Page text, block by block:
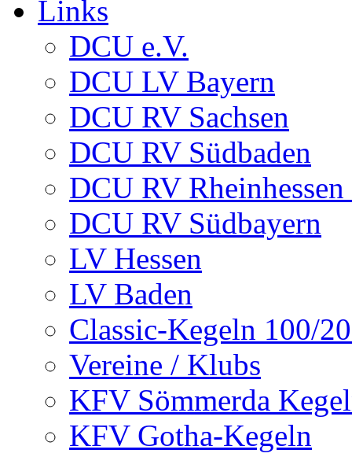
Links
DCU e.V.
DCU LV Bayern
DCU RV Sachsen
DCU RV Südbaden
DCU RV
DCU RV Südbayern
LV Hessen
LV Baden
Classic-Kegeln 100/
Vereine / Klubs
KFV Sömmerda
KFV Gotha-Kegeln